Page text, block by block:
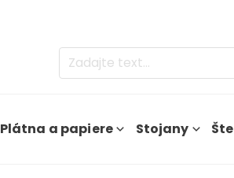
Plátna a papiere Stojany